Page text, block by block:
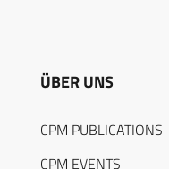
ÜBER UNS
CPM PUBLICATIONS
CPM EVENTS